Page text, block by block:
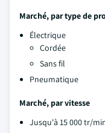
Marché, par type de
Électrique
Cordée
Sans fil
Pneumatique
Marché, par vitesse
Jusqu'à 15 000 tr/